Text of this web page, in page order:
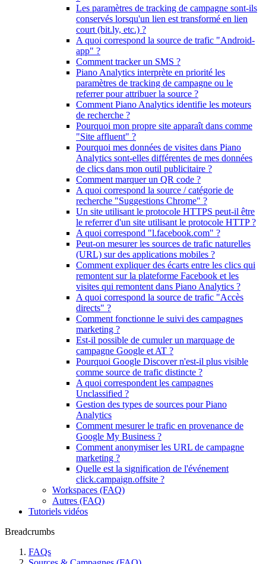
Les paramètres de tracking de campagne sont-ils
conservés lorsqu'un lien est transformé en lien
court (bit.ly, etc.) ?
A quoi correspond la source de trafic "Android-
app" ?
Comment tracker un SMS ?
Piano Analytics interprète en priorité les
paramètres de tracking de campagne ou le
referrer pour attribuer la source ?
Comment Piano Analytics identifie les moteurs
de recherche ?
Pourquoi mon propre site apparaît dans comme
"Site affluent" ?
Pourquoi mes données de visites dans Piano
Analytics sont-elles différentes de mes données
de clics dans mon outil publicitaire ?
Comment marquer un QR code ?
A quoi correspond la source / catégorie de
recherche "Suggestions Chrome" ?
Un site utilisant le protocole HTTPS peut-il être
le referrer d'un site utilisant le protocole HTTP ?
A quoi correspond "l.facebook.com" ?
Peut-on mesurer les sources de trafic naturelles
(URL) sur des applications mobiles ?
Comment expliquer des écarts entre les clics qui
remontent sur la plateforme Facebook et les
visites qui remontent dans Piano Analytics ?
A quoi correspond la source de trafic "Accès
directs" ?
Comment fonctionne le suivi des campagnes
marketing ?
Est-il possible de cumuler un marquage de
campagne Google et AT ?
Pourquoi Google Discover n'est-il plus visible
comme source de trafic distincte ?
A quoi correspondent les campagnes
Unclassified ?
Gestion des types de sources pour Piano
Analytics
Comment mesurer le trafic en provenance de
Google My Business ?
Comment anonymiser les URL de campagne
marketing ?
Quelle est la signification de l'événement
click.campaign.offsite ?
Workspaces (FAQ)
Autres (FAQ)
Tutoriels vidéos
Breadcrumbs
FAQs